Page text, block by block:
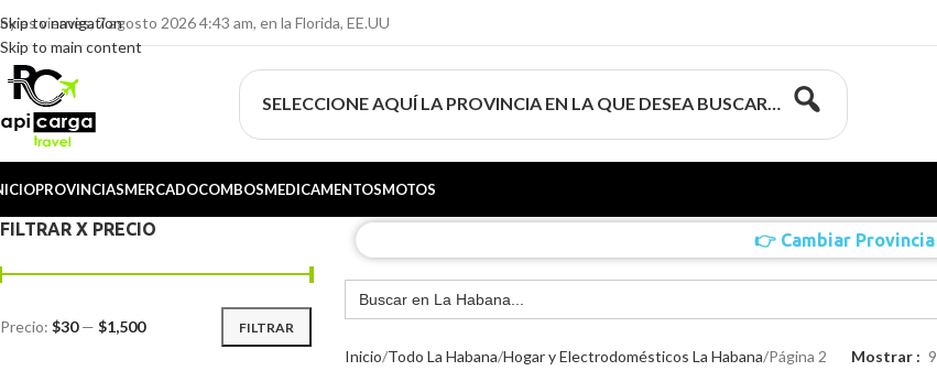
Skip to navigation
Skip to main content
es viernes, 7 agosto 2026 4:43 am, en la Florida, EE.UU
SELECCIONE AQUÍ LA PROVINCIA EN LA QUE DESEA BUSCAR…
PROVINCIASMERCADOCOMBOSMEDICAMENTOSMOTOS
FILTRAR X PRECIO
FILTRAR
Precio: $30— $1,500
👉 Cambiar Provincia
Inicio Todo La Habana Hogar y Electrodomésticos La Habana Página 3 Mostrar 9